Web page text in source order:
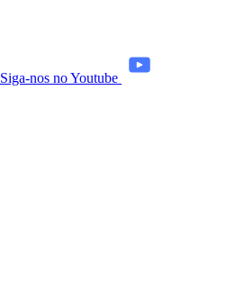
Siga-nos no Youtube